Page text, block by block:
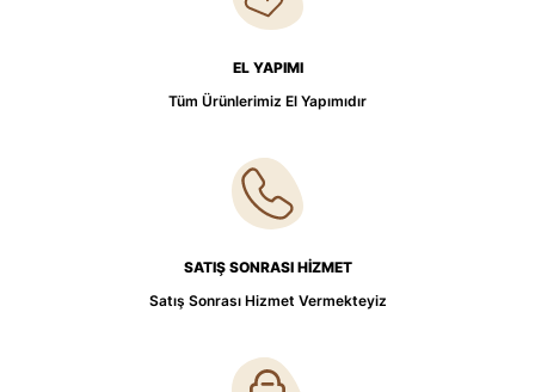
EL YAPIMI
Tüm Ürünlerimiz El Yapımıdır
SATIŞ SONRASI HİZMET
Satış Sonrası Hizmet Vermekteyiz